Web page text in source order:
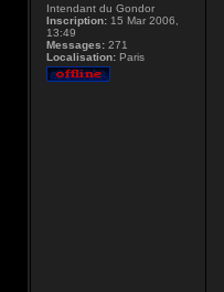
Intendant du Gondor
Inscription: 15 Mar 2006,
13:49
Messages: 271
Localisation: Paris